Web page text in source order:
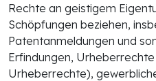
Rechte an geistigem
Schöpfungen beziehen,
Patentanmeldungen und
Erfindungen,
Urheberrechte),